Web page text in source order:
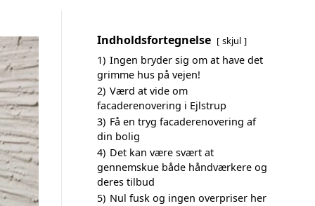
Indholdsfortegnelse skjul
1) Ingen bryder sig om at have det
grimme hus på vejen!
2) Værd at vide om
facaderenovering i Ejlstrup
3) Få en tryg facaderenovering af
din bolig
4) Det kan være svært at
gennemskue både håndværkere og
deres tilbud
5) Nul fusk og ingen overpriser her